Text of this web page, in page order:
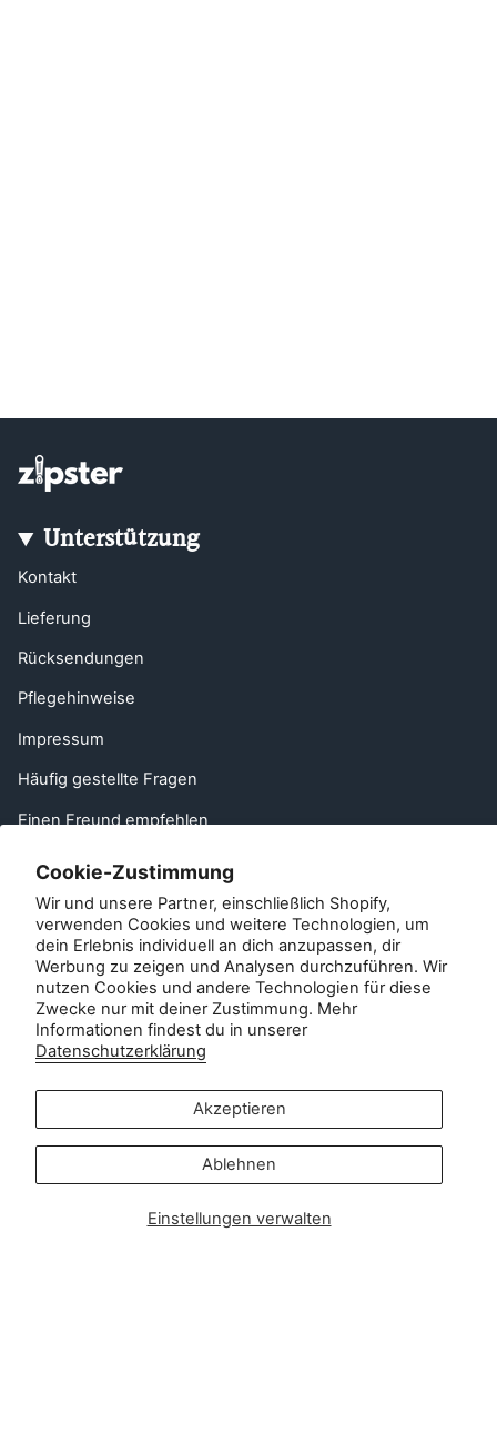
Cookie-Zustimmung
Wir und unsere Partner, einschließlich Shopify,
verwenden Cookies und weitere Technologien, um
dein Erlebnis individuell an dich anzupassen, dir
Werbung zu zeigen und Analysen durchzuführen. Wir
nutzen Cookies und andere Technologien für diese
Zwecke nur mit deiner Zustimmung. Mehr
Informationen findest du in unserer
Datenschutzerklärung
Einstellungen verwalten
Akzeptieren
Ablehnen
Unterstützung
Kontakt
Lieferung
Rücksendungen
Pflegehinweise
Impressum
Häufig gestellte Fragen
Einen Freund empfehlen
Derecho de desistimiento de la UE
Kontakt
Kundenservice:
info@zipsterbaby.com
Anfragen aus der Presse oder zu Partnerschaften:
Folgen Sie uns in den sozialen
Facebook
TikTok Pinterest